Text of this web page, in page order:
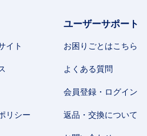
イト
リシー
ユーザーサポート
お困りごとはこちら
よくある質問
会員登録・ログイン
返品・交換について